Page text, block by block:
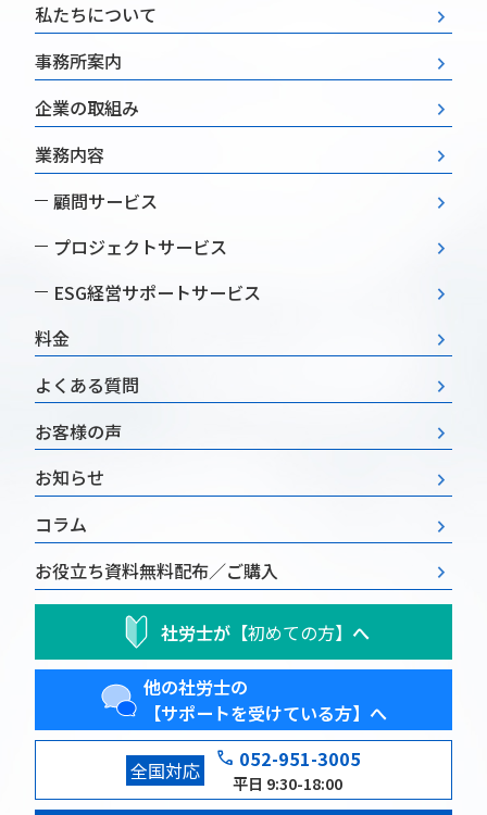
私たちについて
事務所案内
企業の取組み
業務内容
顧問サービス
プロジェクトサービス
ESG経営サポートサービス
料金
よくある質問
お客様の声
お知らせ
コラム
お役立ち資料無料配布／ご購入
社労士が【初めての方】 へ
他の社労士の
【サポートを受けている方】へ
全国対応 phone 052-951-3005
平日 9:30-18:00